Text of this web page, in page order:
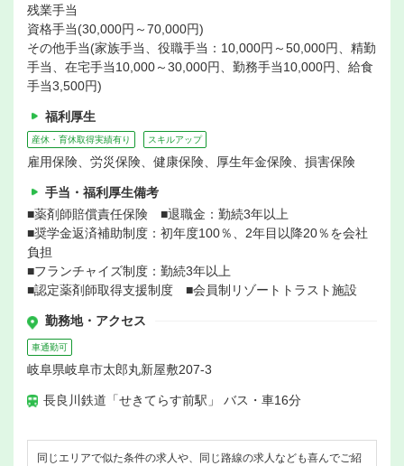
残業手当
資格手当(30,000円～70,000円)
その他手当(家族手当、役職手当：10,000円～50,000円、精勤
手当、在宅手当10,000～30,000円、勤務手当10,000円、給食
手当3,500円)
福利厚生
産休・育休取得実績有り スキルアップ
雇用保険、労災保険、健康保険、厚生年金保険、損害保険
手当・福利厚生備考
■薬剤師賠償責任保険 ■退職金：勤続3年以上
■奨学金返済補助制度：初年度100％、2年目以降20％を会社
負担
■フランチャイズ制度：勤続3年以上
■認定薬剤師取得支援制度 ■会員制リゾートトラスト施設
勤務地・アクセス
車通勤可
岐阜県岐阜市太郎丸新屋敷207-3
長良川鉄道「せきてらす前駅」 バス・車16分
同じエリアで似た条件の求人や、同じ路線の求人なども喜んでご紹